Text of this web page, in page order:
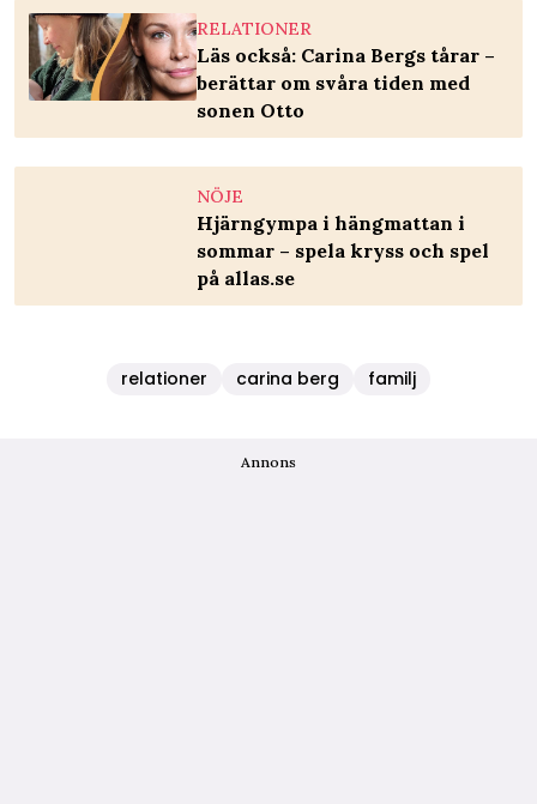
RELATIONER
Läs också: Carina Bergs tårar –
berättar om svåra tiden med
sonen Otto
NÖJE
Hjärngympa i hängmattan i
sommar – spela kryss och spel
på allas.se
relationer carina berg familj
Annons